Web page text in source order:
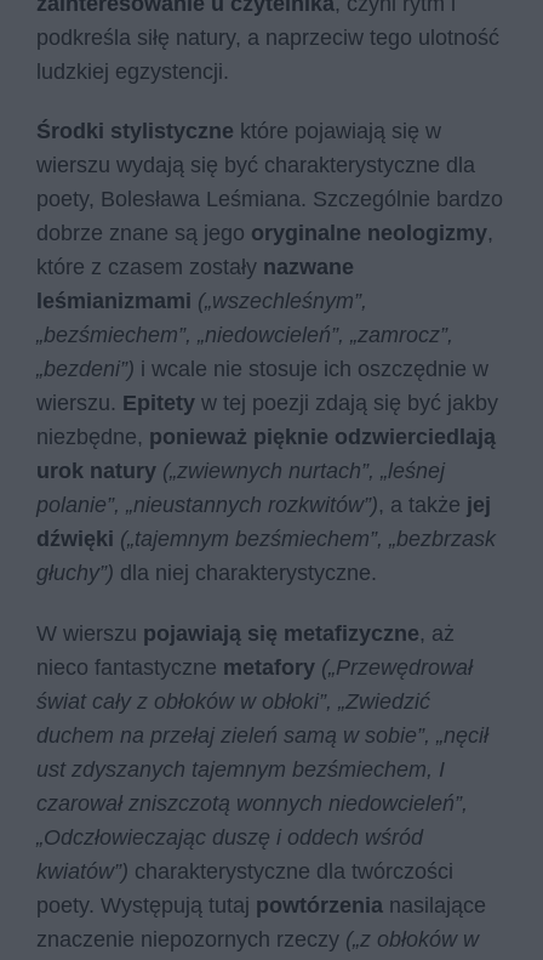
podkreśla siłę natury, a naprzeciw tego ulotność
ludzkiej egzystencji.
Środki stylistyczne które pojawiają się w
wierszu wydają się być charakterystyczne dla
poety, Bolesława Leśmiana. Szczególnie bardzo
dobrze znane są jego oryginalne neologizmy,
które z czasem zostały nazwane
leśmianizmami („wszechleśnym”,
„bezśmiechem”, „niedowcieleń”, „zamrocz”,
„bezdeni”) i wcale nie stosuje ich oszczędnie w
wierszu. Epitety w tej poezji zdają się być jakby
niezbędne, ponieważ pięknie odzwierciedlają
urok natury („zwiewnych nurtach”, „leśnej
polanie”, „nieustannych rozkwitów”), a także jej
dźwięki („tajemnym bezśmiechem”, „bezbrzask
głuchy”) dla niej charakterystyczne.
W wierszu pojawiają się metafizyczne, aż
nieco fantastyczne metafory („Przewędrował
świat cały z obłoków w obłoki”, „Zwiedzić
duchem na przełaj zieleń samą w sobie”, „nęcił
ust zdyszanych tajemnym bezśmiechem, I
czarował zniszczotą wonnych niedowcieleń”,
„Odczłowieczając duszę i oddech wśród
kwiatów”) charakterystyczne dla twórczości
poety. Występują tutaj powtórzenia nasilające
znaczenie niepozornych rzeczy („z obłoków w